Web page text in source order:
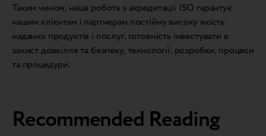
Таким чином, наша робота з акредитації ISO гарантує
нашим клієнтам і партнерам постійну високу якість
наданих продуктів і послуг, готовність інвестувати в
захист довкілля та безпеку, технології, розробки, процеси
та процедури.
Recommended Reading